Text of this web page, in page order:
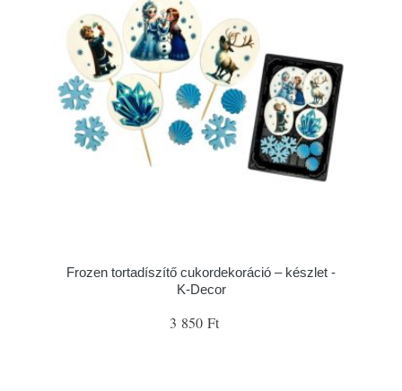
Frozen tortadíszítő cukordekoráció – készlet -
K-Decor
3 850 Ft